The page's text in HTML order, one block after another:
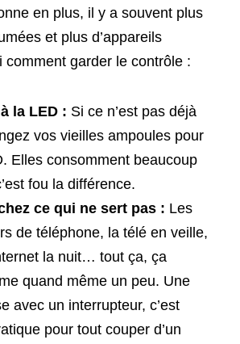
en plus, il y a souvent plus
et plus d’appareils
comment garder le contrôle :
la LED : Si ce n’est pas déjà
vos vieilles ampoules pour
Elles consomment beaucoup
fou la différence.
ce qui ne sert pas : Les
de téléphone, la télé en veille,
la nuit… tout ça, ça
quand même un peu. Une
avec un interrupteur, c’est
pour tout couper d’un